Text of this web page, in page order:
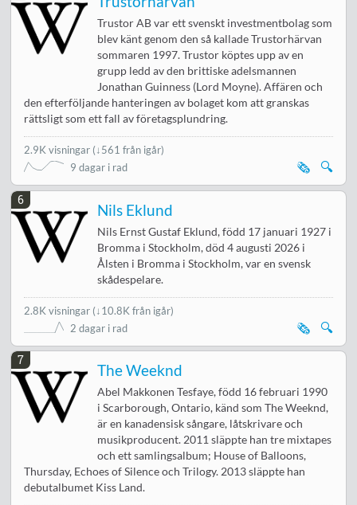
Trustor AB var ett svenskt investmentbolag som
blev känt genom den så kallade Trustorhärvan
sommaren 1997. Trustor köptes upp av en
grupp ledd av den brittiske adelsmannen
Jonathan Guinness (Lord Moyne). Affären och
den efterföljande hanteringen av bolaget kom att granskas
rättsligt som ett fall av företagsplundring.
2.9K visningar (↓561 från igår)
9 dagar i rad
🔍
🗞️
6
Nils Eklund
Nils Ernst Gustaf Eklund, född 17 januari 1927 i
Bromma i Stockholm, död 4 augusti 2026 i
Ålsten i Bromma i Stockholm, var en svensk
skådespelare.
2.8K visningar (↓10.8K från igår)
2 dagar i rad
🔍
🗞️
7
The Weeknd
Abel Makkonen Tesfaye, född 16 februari 1990
i Scarborough, Ontario, känd som The Weeknd,
är en kanadensisk sångare, låtskrivare och
musikproducent. 2011 släppte han tre mixtapes
och ett samlingsalbum; House of Balloons,
Thursday, Echoes of Silence och Trilogy. 2013 släppte han
debutalbumet Kiss Land.